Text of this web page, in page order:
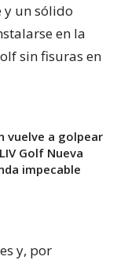
y un sólido
en la
sin fisuras en
vuelve a golpear
Golf Nueva
impecable
y, por